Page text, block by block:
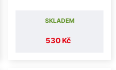
530 Kč
SKLADEM